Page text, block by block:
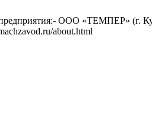
ООО «ТЕМПЕР» (г.
about.html